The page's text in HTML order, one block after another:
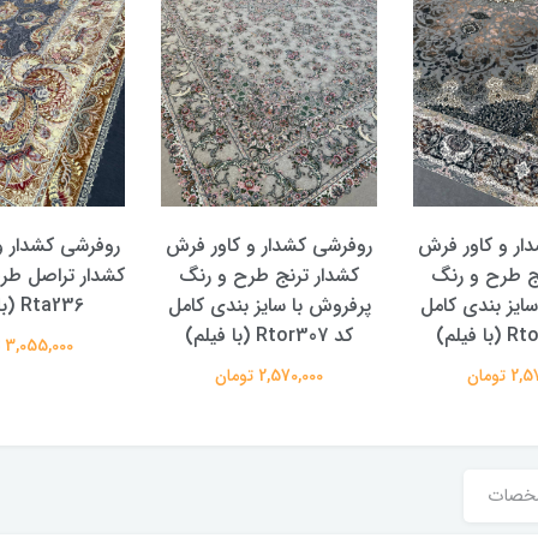
و کاور فرش
طرح و رنگ
بندی کامل
روفرشی کشدار و کاور فرش
کشدار ترنج طرح و رنگ
پرفروش با سایز بندی کامل
کد Rtor307 (با فیلم)
2,570,000 تومان
روفرشی کشدار
کشدار تراصل
Rta236 (با فیلم)
3,055,000 تومان